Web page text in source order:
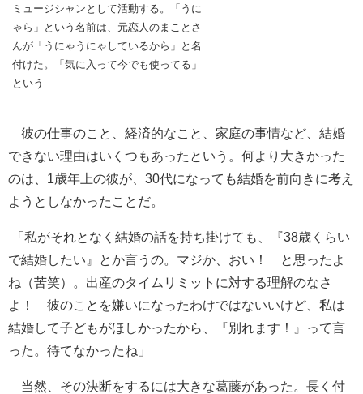
ミュージシャンとして活動する。「うに
ゃら」という名前は、元恋人のまことさ
んが「うにゃうにゃしているから」と名
付けた。「気に入って今でも使ってる」
という
彼の仕事のこと、経済的なこと、家庭の事情など、結婚
できない理由はいくつもあったという。何より大きかった
のは、1歳年上の彼が、30代になっても結婚を前向きに考え
ようとしなかったことだ。
「私がそれとなく結婚の話を持ち掛けても、『38歳くらい
で結婚したい』とか言うの。マジか、おい！ と思ったよ
ね（苦笑）。出産のタイムリミットに対する理解のなさ
よ！ 彼のことを嫌いになったわけではないいけど、私は
結婚して子どもがほしかったから、『別れます！』って言
った。待てなかったね」
当然、その決断をするには大きな葛藤があった。長く付